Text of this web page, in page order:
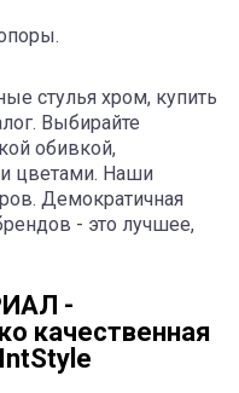
стулья хром, купить
Выбирайте
обивкой,
цветами. Наши
Демократичная
- это лучшее,
-
качественная